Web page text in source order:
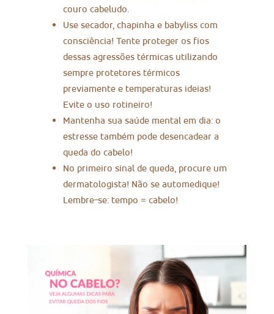
couro cabeludo.
Use secador, chapinha e babyliss com
consciência! Tente proteger os fios
dessas agressões térmicas utilizando
sempre protetores térmicos
previamente e temperaturas ideias!
Evite o uso rotineiro!
Mantenha sua saúde mental em dia: o
estresse também pode desencadear a
queda do cabelo!
No primeiro sinal de queda, procure um
dermatologista! Não se automedique!
Lembre-se: tempo = cabelo!